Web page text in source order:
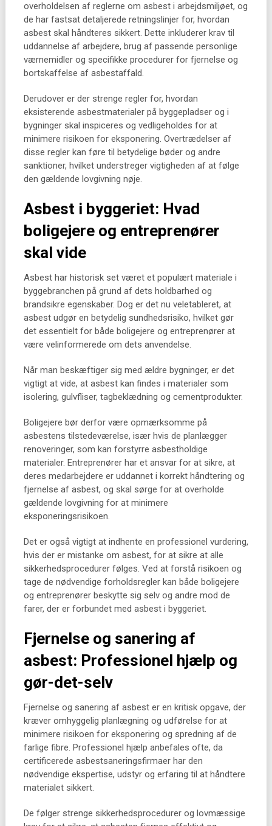
overholdelsen af reglerne om asbest i arbejdsmiljøet, og
de har fastsat detaljerede retningslinjer for, hvordan
asbest skal håndteres sikkert. Dette inkluderer krav til
uddannelse af arbejdere, brug af passende personlige
værnemidler og specifikke procedurer for fjernelse og
bortskaffelse af asbestaffald.
Derudover er der strenge regler for, hvordan
eksisterende asbestmaterialer på byggepladser og i
bygninger skal inspiceres og vedligeholdes for at
minimere risikoen for eksponering. Overtrædelser af
disse regler kan føre til betydelige bøder og andre
sanktioner, hvilket understreger vigtigheden af at følge
den gældende lovgivning nøje.
Asbest i byggeriet: Hvad
boligejere og entreprenører
skal vide
Asbest har historisk set været et populært materiale i
byggebranchen på grund af dets holdbarhed og
brandsikre egenskaber. Dog er det nu veletableret, at
asbest udgør en betydelig sundhedsrisiko, hvilket gør
det essentielt for både boligejere og entreprenører at
være velinformerede om dets anvendelse.
Når man beskæftiger sig med ældre bygninger, er det
vigtigt at vide, at asbest kan findes i materialer som
isolering, gulvfliser, tagbeklædning og cementprodukter.
Boligejere bør derfor være opmærksomme på
asbestens tilstedeværelse, især hvis de planlægger
renoveringer, som kan forstyrre asbestholdige
materialer. Entreprenører har et ansvar for at sikre, at
deres medarbejdere er uddannet i korrekt håndtering og
fjernelse af asbest, og skal sørge for at overholde
gældende lovgivning for at minimere
eksponeringsrisikoen.
Det er også vigtigt at indhente en professionel vurdering,
hvis der er mistanke om asbest, for at sikre at alle
sikkerhedsprocedurer følges. Ved at forstå risikoen og
tage de nødvendige forholdsregler kan både boligejere
og entreprenører beskytte sig selv og andre mod de
farer, der er forbundet med asbest i byggeriet.
Fjernelse og sanering af
asbest: Professionel hjælp og
gør-det-selv
Fjernelse og sanering af asbest er en kritisk opgave, der
kræver omhyggelig planlægning og udførelse for at
minimere risikoen for eksponering og spredning af de
farlige fibre. Professionel hjælp anbefales ofte, da
certificerede asbestsaneringsfirmaer har den
nødvendige ekspertise, udstyr og erfaring til at håndtere
materialet sikkert.
De følger strenge sikkerhedsprocedurer og lovmæssige